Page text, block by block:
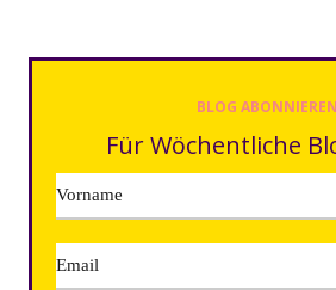
BLOG ABONNIEREN
Für Wöchentliche